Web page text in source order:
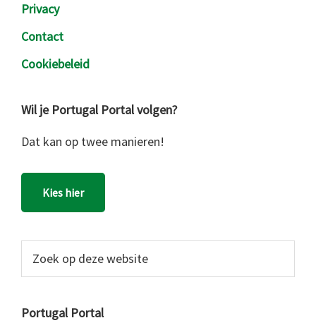
Privacy
Contact
Cookiebeleid
Wil je Portugal Portal volgen?
Dat kan op twee manieren!
Kies hier
website
Portugal Portal